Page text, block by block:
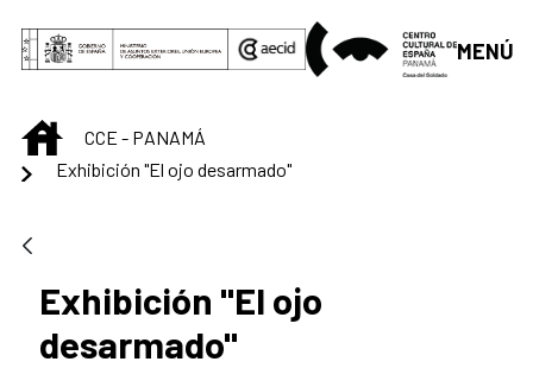
Skip to Main Content
MENÚ
INICIOCCE - PANAMÁ
Exhibición "El ojo desarmado"
Exhibición "El ojo
desarmado"